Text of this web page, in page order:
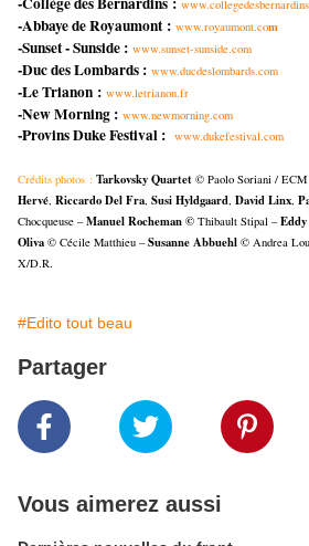
-Abbaye de Royaumont : www.royaumont.com
-Sunset - Sunside : www.sunset-sunside.com
-Duc des Lombards : www.ducdeslombards.com
-Le Trianon : www.letrianon.fr
-New Morning : www.newmorning.com
-Provins Duke Festival : www.dukefestival.com
Crédits photos : Tarkovsky Quartet © Paolo Soriani / ECM
Hervé Riccardo Del Fra Susi Hyldgaard David Linx
Chocqueuse –Manuel Rocheman © Thibault Stipal –
Oliva © Cécile Matthieu –Susanne Abbuehl © Andrea
X/D.R.
#Edito tout beau
Partager
Vous aimerez aussi